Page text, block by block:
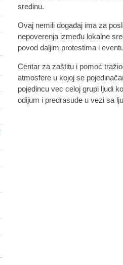
sredinu.
Ovaj nemili događaj ima za
nepoverenja između lokalne
povod daljim protestima i
Centar za zaštitu i pomoć
atmosfere u kojoj se
pojedincu vec celoj grupi ljudi
odijum i predrasude u vezi sa